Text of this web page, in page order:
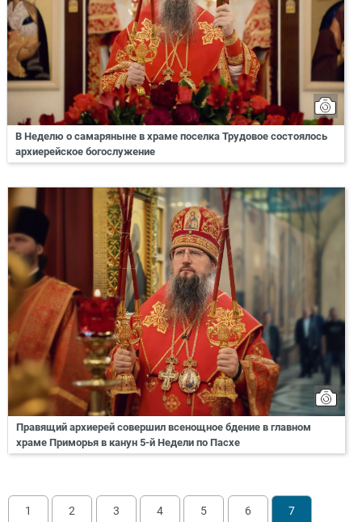
В Неделю о самаряныне в храме поселка Трудовое состоялось
архиерейское богослужение
Правящий архиерей совершил всенощное бдение в главном
храме Приморья в канун 5-й Недели по Пасхе
1 2 3 4 5 6 7